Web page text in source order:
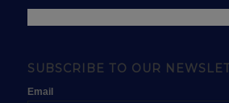
SUBSCRIBE TO OUR
Email